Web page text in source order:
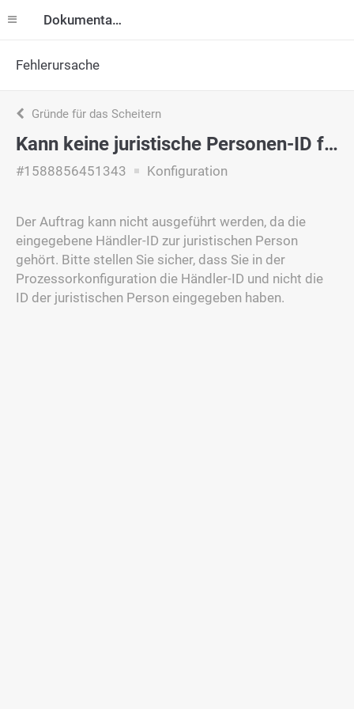
Dokumentation
Fehlerursache
Gründe für das Scheitern
Kann keine juristische Personen-ID für Bestellungen verwenden
#1588856451343 Konfiguration
Der Auftrag kann nicht ausgeführt werden, da die
eingegebene Händler-ID zur juristischen Person
gehört. Bitte stellen Sie sicher, dass Sie in der
Prozessorkonfiguration die Händler-ID und nicht die
ID der juristischen Person eingegeben haben.